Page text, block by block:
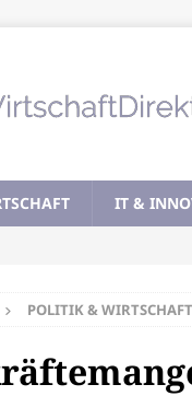
IT &
POLITIK & WIRTSCHAFT